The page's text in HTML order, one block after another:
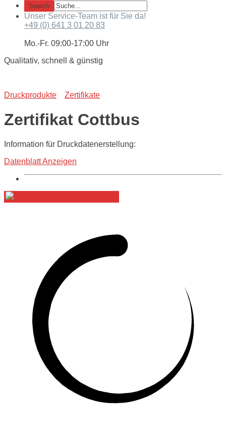
Unser Service-Team ist für Sie da!
+49 (0) 641 3 01 20 83
Mo.-Fr. 09:00-17:00 Uhr
Qualitativ, schnell & günstig
Druckprodukte Zertifikate
Zertifikat Cottbus
Information für Druckdatenerstellung:
Datenblatt Anzeigen